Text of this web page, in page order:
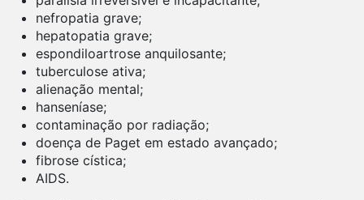
nefropatia grave;
hepatopatia grave;
espondiloartrose anquilosante;
tuberculose ativa;
alienação mental;
hanseníase;
contaminação por radiação;
doença de Paget em estado avançado;
fibrose cística;
AIDS.